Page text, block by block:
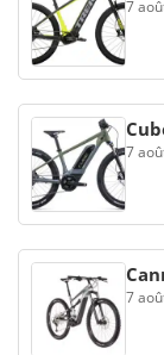
7
7
7